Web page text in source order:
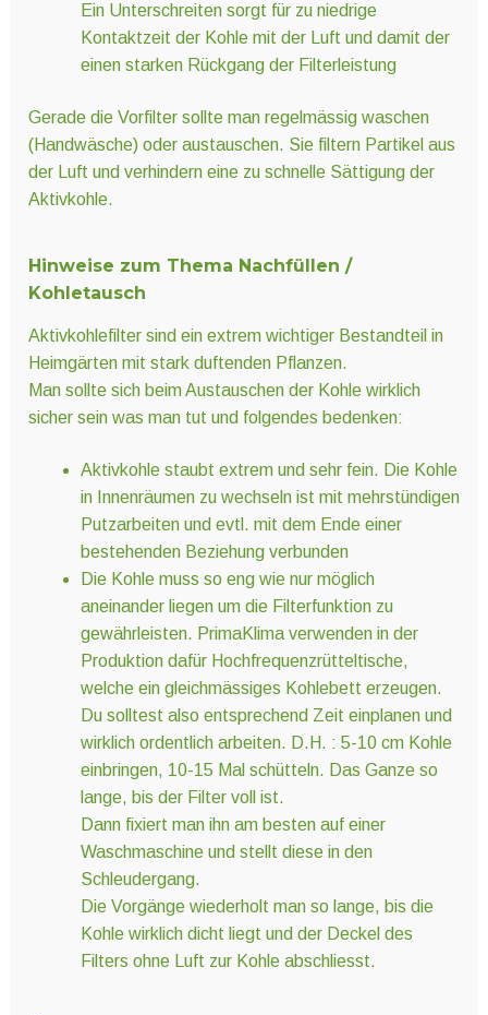
Ein Unterschreiten sorgt für zu niedrige
Kontaktzeit der Kohle mit der Luft und damit der
einen starken Rückgang der Filterleistung
Gerade die Vorfilter sollte man regelmässig waschen
(Handwäsche) oder austauschen. Sie filtern Partikel aus
der Luft und verhindern eine zu schnelle Sättigung der
Aktivkohle.
Hinweise zum Thema Nachfüllen /
Kohletausch
Aktivkohlefilter sind ein extrem wichtiger Bestandteil in
Heimgärten mit stark duftenden Pflanzen.
Man sollte sich beim Austauschen der Kohle wirklich
sicher sein was man tut und folgendes bedenken:
Aktivkohle staubt extrem und sehr fein. Die Kohle
in Innenräumen zu wechseln ist mit mehrstündigen
Putzarbeiten und evtl. mit dem Ende einer
bestehenden Beziehung verbunden
Die Kohle muss so eng wie nur möglich
aneinander liegen um die Filterfunktion zu
gewährleisten. PrimaKlima verwenden in der
Produktion dafür Hochfrequenzrütteltische,
welche ein gleichmässiges Kohlebett erzeugen.
Du solltest also entsprechend Zeit einplanen und
wirklich ordentlich arbeiten. D.H. : 5-10 cm Kohle
einbringen, 10-15 Mal schütteln. Das Ganze so
lange, bis der Filter voll ist.
Dann fixiert man ihn am besten auf einer
Waschmaschine und stellt diese in den
Schleudergang.
Die Vorgänge wiederholt man so lange, bis die
Kohle wirklich dicht liegt und der Deckel des
Filters ohne Luft zur Kohle abschliesst.